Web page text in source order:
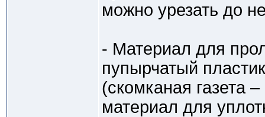
можно урезать до
- Материал для
пупырчатый
(скомканая газета
материал для